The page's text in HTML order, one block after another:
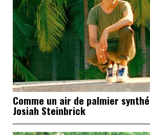
Comme un air de palmier
Josiah Steinbrick